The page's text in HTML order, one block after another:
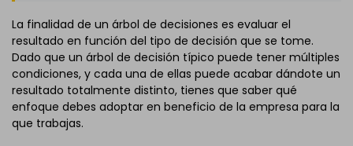
La finalidad de un árbol de decisiones es evaluar el
resultado en función del tipo de decisión que se tome.
Dado que un árbol de decisión típico puede tener múltiples
condiciones, y cada una de ellas puede acabar dándote un
resultado totalmente distinto, tienes que saber qué
enfoque debes adoptar en beneficio de la empresa para la
que trabajas.